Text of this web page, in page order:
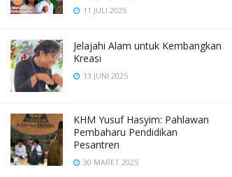
11 JULI 2025
Jelajahi Alam untuk Kembangkan
Kreasi
13 JUNI 2025
KHM Yusuf Hasyim: Pahlawan
Pembaharu Pendidikan
Pesantren
30 MARET 2025